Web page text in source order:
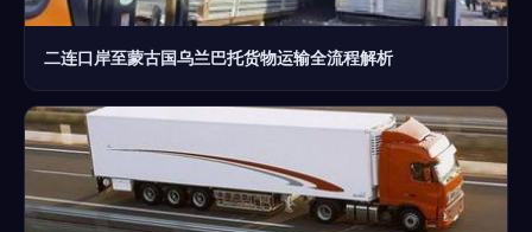
二连口岸至蒙古国乌兰巴托货物运输全流程解析